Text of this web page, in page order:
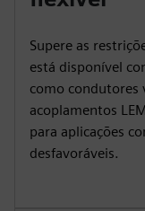
Supere as
está disponível
como condutores
acoplamentos
para aplicações
desfavoráveis.